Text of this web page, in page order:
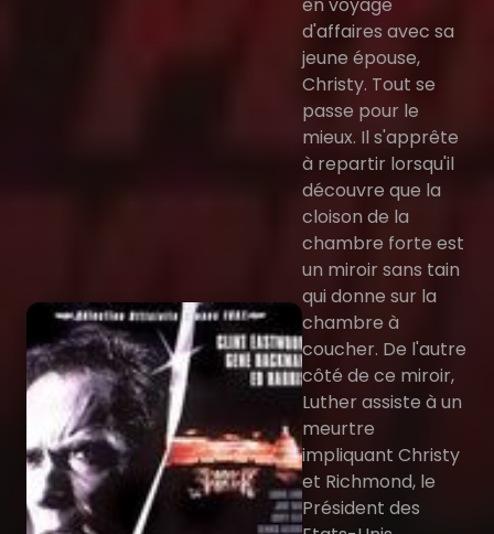
en voyage
d'affaires avec sa
jeune épouse,
Christy. Tout se
passe pour le
mieux. Il s'apprête
à repartir lorsqu'il
découvre que la
cloison de la
chambre forte est
un miroir sans tain
qui donne sur la
chambre à
coucher. De l'autre
côté de ce miroir,
Luther assiste à un
meurtre
impliquant Christy
et Richmond, le
Président des